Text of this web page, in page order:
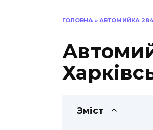
ГОЛОВНА » АВТОМИЙКА
Зміст